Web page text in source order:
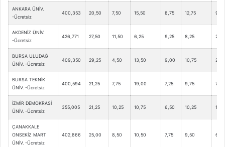
ANKARA ÜNİV.
-Ücretsiz
400,353 20,50 7,50 15,50 8,75 12,75 9,25
AKDENİZ ÜNİV.
-Ücretsiz
426,771 27,50 11,50 6,25 9,25 8,25 2,75
BURSA ULUDAĞ
ÜNİV. -Ücretsiz
409,350 29,25 4,50 13,50 9,00 10,75 2,50
BURSA TEKNİK
ÜNİV. -Ücretsiz
400,594 21,25 7,75 19,00 7,25 9,75 7,00
İZMİR DEMOKRASİ
ÜNİV. -Ücretsiz
355,005 21,25 10,25 10,75 6,50 10,25 1,50
ÇANAKKALE
ONSEKİZ MART
ÜNİV. -Ücretsiz
402,866 25,00 8,50 10,50 7,75 9,50 6,25